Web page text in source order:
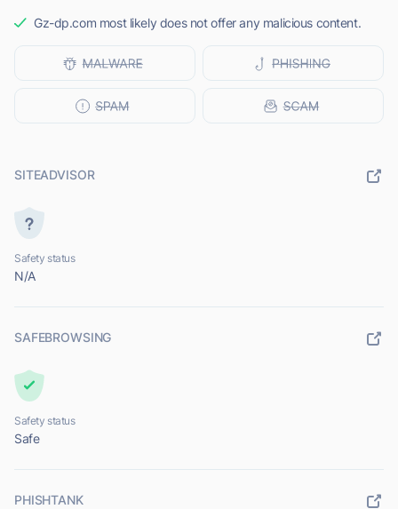
Gz-dp.com most likely does not offer any malicious content.
SITEADVISOR
Safety status
N/A
SAFEBROWSING
Safety status
Safe
PHISHTANK